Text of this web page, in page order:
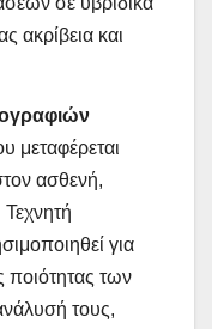
ακρίβεια και
μεταφέρεται
ασθενή,
για
ποιότητας των
τους,